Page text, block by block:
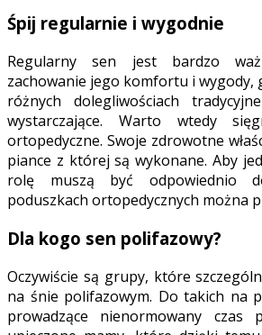
Śpij regularnie i wygodnie
Regularny sen jest bardzo
zachowanie jego komfortu i wygody,
różnych dolegliwościach
wystarczające. Warto wtedy
ortopedyczne. Swoje zdrowotne
piance z której są wykonane. Aby
rolę muszą być odpowiednio
poduszkach ortopedycznych można
Dla kogo sen polifazowy?
Oczywiście są grupy, które
na śnie polifazowym. Do takich na
prowadzące nienormowany czas